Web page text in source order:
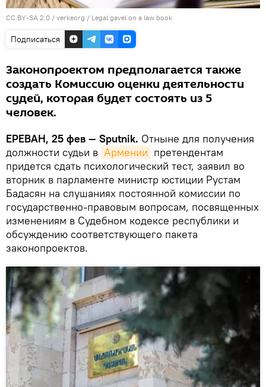
CC BY-SA 2.0 / verkeorg / Legal gavel on a law book
Подписаться
Законопроектом предполагается также
создать Комиссию оценки деятельности
судей, которая будет состоять из 5
человек.
ЕРЕВАН, 25 фев — Sputnik. Отныне для получения
должности судьи в Армении претендентам
придется сдать психологический тест, заявил во
вторник в парламенте министр юстиции Рустам
Бадасян на слушаниях постоянной комиссии по
государственно-правовым вопросам, посвященных
изменениям в Судебном кодексе республики и
обсуждению соответствующего пакета
законопроектов.